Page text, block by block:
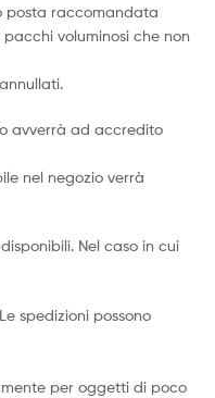
posta raccomandata
voluminosi che non
avverrà ad accredito
nel negozio verrà
Nel caso in cui
spedizioni possono
per oggetti di poco